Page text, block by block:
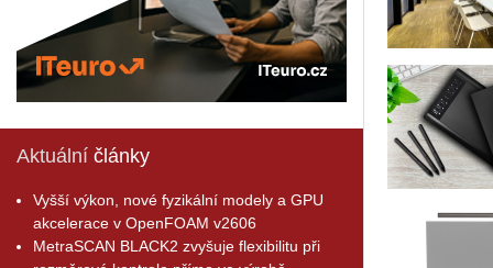
Aktuální články
Vyšší výkon, nové fyzikální modely a GPU
akcelerace v OpenFOAM v2606
MetraSCAN BLACK2 zvyšuje flexibilitu při